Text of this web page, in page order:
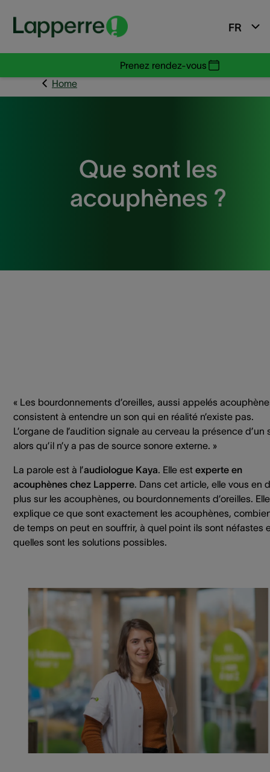
FR
Prenez rendez-vous
Home
Que sont les
acouphènes ?
« Les bourdonnements d’oreilles, aussi appelés
consistent à entendre un son qui en réalité n’existe pas.
L’organe de l’audition signale au cerveau la présence d’un
alors qu’il n’y a pas de source sonore externe. »
La parole est à l’audiologue Kaya. Elle est experte en
acouphènes chez Lapperre. Dans cet article, elle vous en
plus sur les acouphènes, ou bourdonnements d’oreilles. Elle
explique ce que sont exactement les acouphènes,
de temps on peut en souffrir, à quel point ils sont néfastes
quelles sont les solutions possibles.